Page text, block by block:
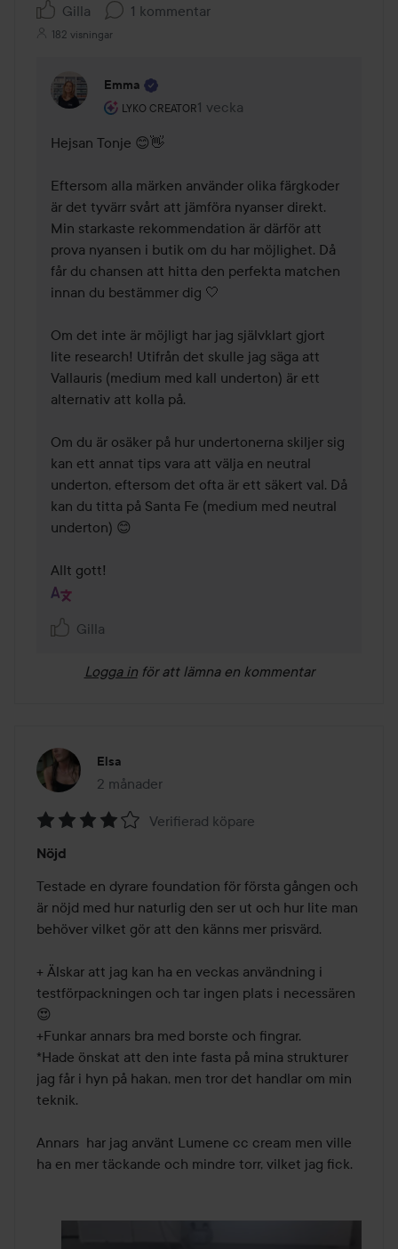
Gilla 1 kommentar
182 visningar
Emma
LYKO CREATOR
Användarens roll: Lyko Creator.
1 vecka
Kommentaren lades 1 vecka
Hejsan Tonje 😊👋
Eftersom alla märken använder olika färgkoder
är det tyvärr svårt att jämföra nyanser direkt.
Min starkaste rekommendation är därför att
prova nyansen i butik om du har möjlighet. Då
får du chansen att hitta den perfekta matchen
innan du bestämmer dig 🤍
Om det inte är möjligt har jag självklart gjort
lite research! Utifrån det skulle jag säga att
Vallauris (medium med kall underton) är ett
alternativ att kolla på.
Om du är osäker på hur undertonerna skiljer sig
kan ett annat tips vara att välja en neutral
underton, eftersom det ofta är ett säkert val. Då
kan du titta på Santa Fe (medium med neutral
underton) 😊
Allt gott!
Gilla
Logga in för att lämna en kommentar
Elsa
2 månader
Inlägget skapades 2 månader
4
av
5
Verifierad köpare
Nöjd
Testade en dyrare foundation för första gången och
är nöjd med hur naturlig den ser ut och hur lite man
behöver vilket gör att den känns mer prisvärd.
+ Älskar att jag kan ha en veckas användning i
testförpackningen och tar ingen plats i necessären
😍
+Funkar annars bra med borste och fingrar.
*Hade önskat att den inte fasta på mina strukturer
jag får i hyn på hakan, men tror det handlar om min
teknik.
Annars  har jag använt Lumene cc cream men ville
ha en mer täckande och mindre torr, vilket jag fick.